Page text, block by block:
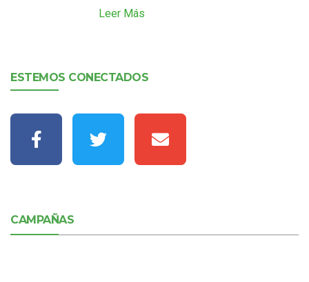
Leer Más
ESTEMOS CONECTADOS
CAMPAÑAS